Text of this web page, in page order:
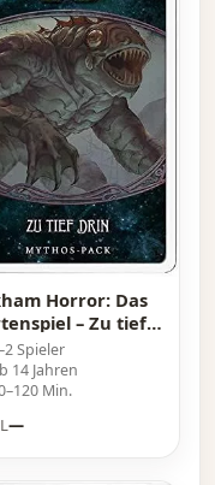
Horror: Das
– Zu tief
Mythos-Pack
Spieler
14 Jahren
Min.
—